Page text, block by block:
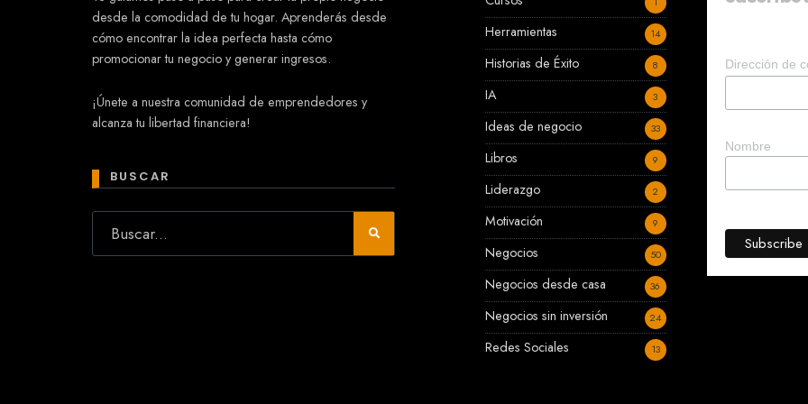
desde la comodidad de tu hogar. Aprenderás desde
cómo encontrar la idea perfecta hasta cómo
promocionar tu negocio y generar ingresos.
¡Únete a nuestra comunidad de emprendedores y
alcanza tu libertad financiera!
BUSCAR
Herramientas 14
Historias de Éxito 8
IA 3
Ideas de negocio 33
Libros 9
Liderazgo 2
Motivación 9
Negocios 50
Negocios desde casa 36
Negocios sin inversión 24
Redes Sociales 13
Dirección de
Nombre
En línea
¿Quieres que te ayude a crear un
negocio?